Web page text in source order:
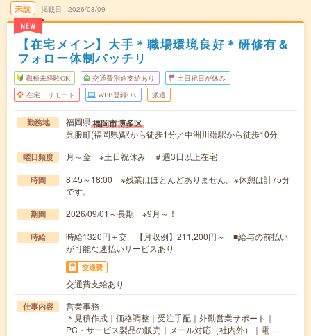
未読
NEW
掲載日 2026/08/09
【在宅メイン】大手＊職場環境良好＊研修有＆
フォロー体制バッチリ
職種未経験OK 交通費別途支給あり 土日祝日が休み
在宅・リモート WEB登録OK 派遣
勤務地 福岡県福岡市博多区
呉服町(福岡県)駅から徒歩1分／中洲川端駅から徒歩10分
曜日頻度 月～金 ※土日祝休み ＃週3日以上在宅
時間
8:45～18:00 ※残業はほとんどありません。※休憩は計75分
です。
期間 2026/09/01～長期 ※9月～！
時給
時給1320円＋交 【月収例】211,200円～ ■給与の前払い
が可能な速払いサービスあり
交通費
交通費支給あり
仕事内容
営業事務
＊見積作成｜価格調整｜受注手配｜外勤営業サポート｜
PC・サービス製品の販売｜メール対応（社内外）｜電…